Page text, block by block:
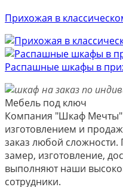
Прихожая в
Распашные шкафы в
Мебель под ключ
Компания "Шкаф Мечты"
изготовлением и
заказ любой сложности.
замер, изготовление,
выполняют наши
сотрудники.